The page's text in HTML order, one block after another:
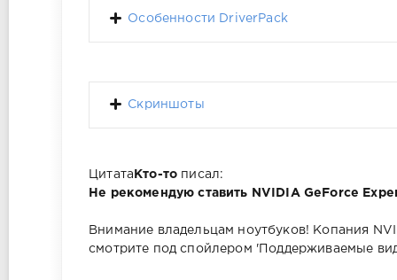
Особенности DriverPack
Скриншоты
Цитата Кто-то писал:
Не рекомендую ставить NVIDIA GeForce
Внимание владельцам ноутбуков! Копания
смотрите под спойлером 'Поддерживаемые